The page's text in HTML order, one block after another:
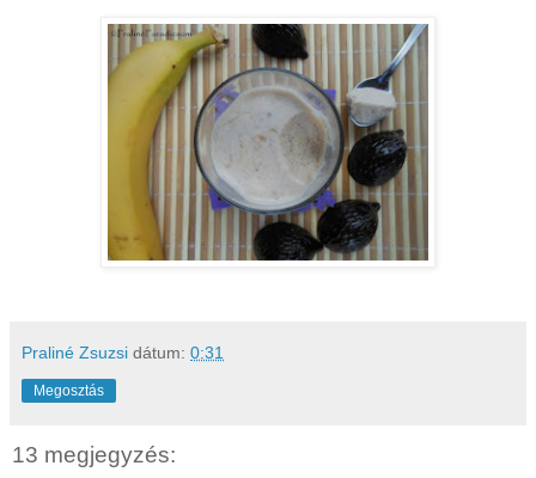
Praliné Zsuzsi dátum: 0:31
Megosztás
13 megjegyzés: